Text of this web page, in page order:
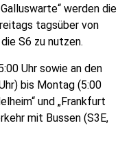
werden die
tagsüber von
S6 zu nutzen.
Uhr sowie an den
bis Montag (5:00
und „Frankfurt
mit Bussen (S3E,